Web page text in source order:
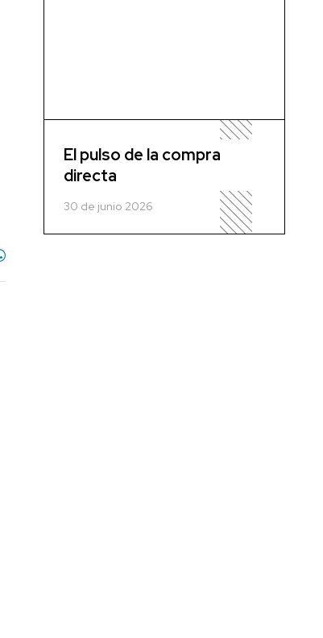
El pulso de la compra
directa
30 de junio 2026